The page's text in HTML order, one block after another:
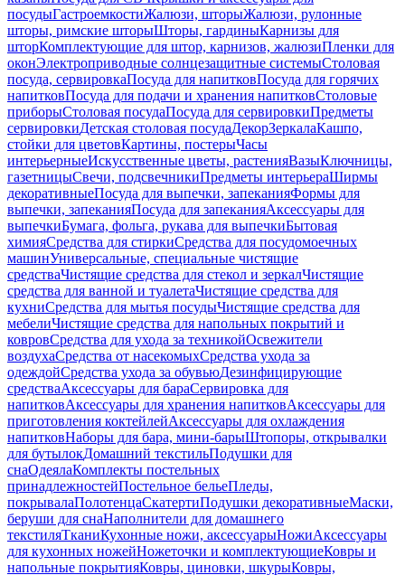
посудыГастроемкостиЖалюзи, шторыЖалюзи, рулонные
шторы, римские шторыШторы, гардиныКарнизы для
шторКомплектующие для штор, карнизов, жалюзиПленки для
оконЭлектроприводные солнцезащитные системыСтоловая
посуда, сервировкаПосуда для напитковПосуда для горячих
напитковПосуда для подачи и хранения напитковСтоловые
приборыСтоловая посудаПосуда для сервировкиПредметы
сервировкиДетская столовая посудаДекорЗеркалаКашпо,
стойки для цветовКартины, постерыЧасы
интерьерныеИскусственные цветы, растенияВазыКлючницы,
газетницыСвечи, подсвечникиПредметы интерьераШирмы
декоративныеПосуда для выпечки, запеканияФормы для
выпечки, запеканияПосуда для запеканияАксессуары для
выпечкиБумага, фольга, рукава для выпечкиБытовая
химияСредства для стиркиСредства для посудомоечных
машинУниверсальные, специальные чистящие
средстваЧистящие средства для стекол и зеркалЧистящие
средства для ванной и туалетаЧистящие средства для
кухниСредства для мытья посудыЧистящие средства для
мебелиЧистящие средства для напольных покрытий и
ковровСредства для ухода за техникойОсвежители
воздухаСредства от насекомыхСредства ухода за
одеждойСредства ухода за обувьюДезинфицирующие
средстваАксессуары для бараСервировка для
напитковАксессуары для хранения напитковАксессуары для
приготовления коктейлейАксессуары для охлаждения
напитковНаборы для бара, мини-барыШтопоры, открывалки
для бутылокДомашний текстильПодушки для
снаОдеялаКомплекты постельных
принадлежностейПостельное бельеПледы,
покрывалаПолотенцаСкатертиПодушки декоративныеМаски,
беруши для снаНаполнители для домашнего
текстиляТканиКухонные ножи, аксессуарыНожиАксессуары
для кухонных ножейНожеточки и комплектующиеКовры и
напольные покрытияКовры, циновки, шкурыКовры,